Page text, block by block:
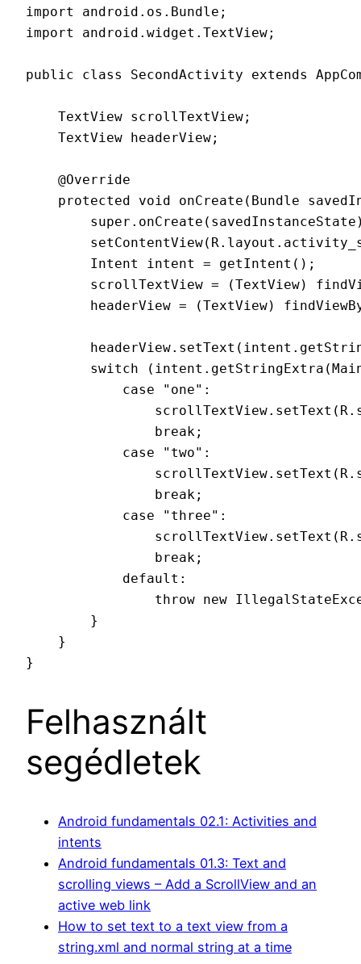
import android.os.Bundle;
import android.widget.TextView;
public class SecondActivity extends
    TextView scrollTextView;
    TextView headerView;
    @Override
protected void onCreate(Bundle
        Intent intent = getIntent();
scrollTextView = (TextView)
headerView = (TextView)
switch
            case "one":
                break;
            case "two":
                break;
            case "three":
                break;
            default:
throw new
        }
    }
}
Felhasznált
segédletek
Android fundamentals 02.1: Activities and
intents
Android fundamentals 01.3: Text and
scrolling views – Add a ScrollView and an
active web link
How to set text to a text view from a
string.xml and normal string at a time